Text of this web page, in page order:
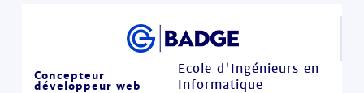
Concepteur
développeur web
Ecole d'Ingénieurs en
Informatique